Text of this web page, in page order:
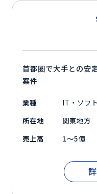
首都圏で大手との安
案件
業種
IT・ソフ
所在地
関東地方
売上高
1～5億